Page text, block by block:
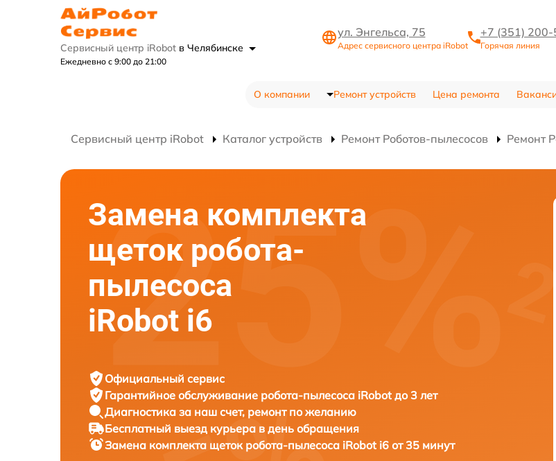
Сервисный центр iRobot в Челябинске
Ежедневно с 9:00 до 21:00
ул. Энгельса, 75
Адрес сервисного центра iRobot
+7 (351)
Горячая линия
О компании Ремонт устройств Цена ремонта
Сервисный центр iRobot Каталог устройств Ремонт Роботов-пылесосов Ремонт
Замена комплекта
щеток робота-
пылесоса
iRobot i6
Официальный сервис
Гарантийное обслуживание робота-пылесоса iRobot до 3 лет
Диагностика за наш счет, ремонт по желанию
Бесплатный выезд курьера в день обращения
Замена комплекта щеток робота-пылесоса iRobot i6 от 35 минут